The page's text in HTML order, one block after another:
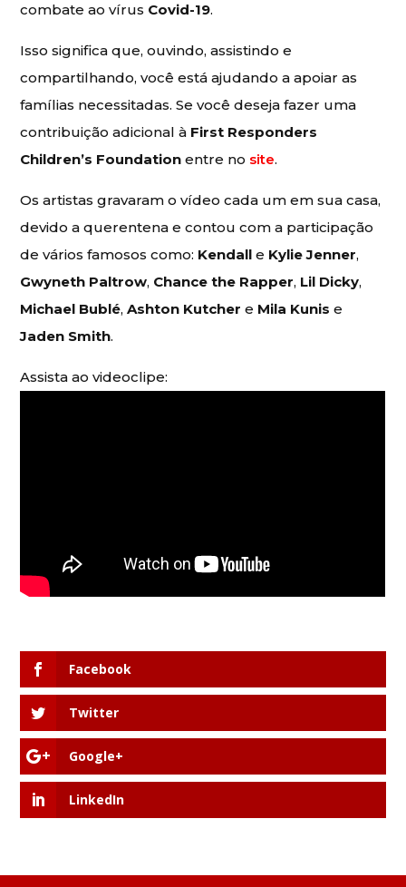
combate ao vírus Covid-19.
Isso significa que, ouvindo, assistindo e
compartilhando, você está ajudando a apoiar as
famílias necessitadas. Se você deseja fazer uma
contribuição adicional à First Responders
Children’s Foundation entre no site.
Os artistas gravaram o vídeo cada um em sua casa,
devido a querentena e contou com a participação
de vários famosos como: Kendall e Kylie Jenner,
Gwyneth Paltrow, Chance the Rapper, Lil Dicky,
Michael Bublé,Ashton Kutcher e Mila Kunis e
Jaden Smith.
Assista ao videoclipe:
Facebook
Twitter
Google+
LinkedIn